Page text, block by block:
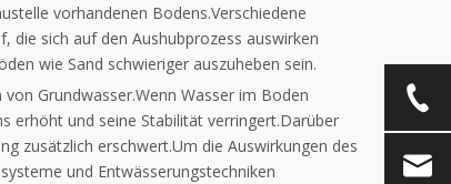
vorhandenen Bodens.Verschiedene
die sich auf den Aushubprozess auswirken
wie Sand schwieriger auszuheben sein.
Grundwasser.Wenn Wasser im Boden
erhöht und seine Stabilität verringert.Darüber
zusätzlich erschwert.Um die Auswirkungen des
und Entwässerungstechniken